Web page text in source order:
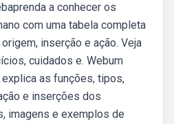
a conhecer os
com uma tabela completa
inserção e ação. Veja
cuidados e. Webum
as funções, tipos,
e inserções dos
imagens e exemplos de